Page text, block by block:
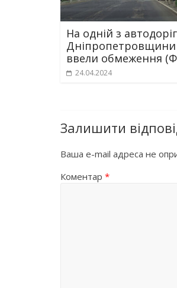
На одній з автодоріг
Дніпропетровщини
ввели обмеження
24.04.2024
Залишити
Ваша e-mail адреса не
Коментар *